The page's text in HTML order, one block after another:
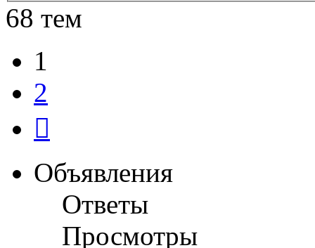
68 тем
1
2
Объявления
Ответы
Просмотры